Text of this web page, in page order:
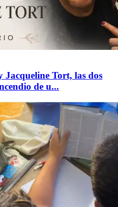
Jacqueline Tort, las dos
de u...